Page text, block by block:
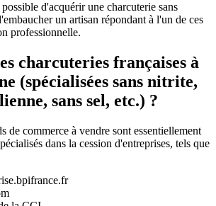
d'acquérir une charcuterie sans
un artisan répondant à l'un de ces
professionnelle.
charcuteries françaises à
(spécialisées sans nitrite,
sans sel, etc.) ?
de commerce à vendre sont essentiellement
dans la cession d'entreprises, tels que